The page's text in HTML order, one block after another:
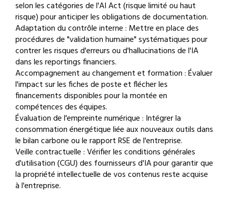
selon les catégories de l'AI Act (risque limité ou haut
risque) pour anticiper les obligations de documentation.
Adaptation du contrôle interne : Mettre en place des
procédures de "validation humaine" systématiques pour
contrer les risques d'erreurs ou d'hallucinations de l'IA
dans les reportings financiers.
Accompagnement au changement et formation : Évaluer
l'impact sur les fiches de poste et flécher les
financements disponibles pour la montée en
compétences des équipes.
Évaluation de l'empreinte numérique : Intégrer la
consommation énergétique liée aux nouveaux outils dans
le bilan carbone ou le rapport RSE de l'entreprise.
Veille contractuelle : Vérifier les conditions générales
d'utilisation (CGU) des fournisseurs d'IA pour garantir que
la propriété intellectuelle de vos contenus reste acquise
à l'entreprise.